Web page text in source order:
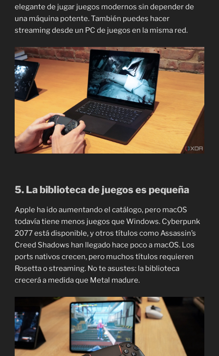
elegante de jugar juegos modernos sin depender de
una máquina potente. También puedes hacer
streaming desde un PC de juegos en la misma red.
5. La biblioteca de juegos es pequeña
Apple ha ido aumentando el catálogo, pero macOS
todavía tiene menos juegos que Windows. Cyberpunk
2077 está disponible, y otros títulos como Assassin’s
Creed Shadows han llegado hace poco a macOS. Los
ports nativos crecen, pero muchos títulos requieren
Rosetta o streaming. No te asustes: la biblioteca
crecerá a medida que Metal madure.